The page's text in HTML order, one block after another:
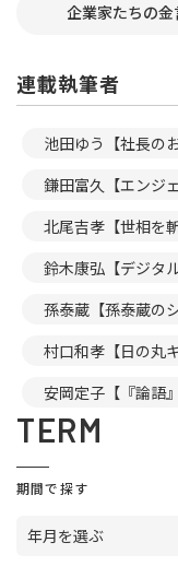
企業家たちの金
連載執筆者
池田ゆう【社長の
鎌田富久【エンジ
北尾吉孝【世相を
鈴木康弘【デジタ
孫泰蔵【孫泰蔵の
村口和孝【日の丸
安岡定子【『論語
TERM
期間で探す
年月を選ぶ